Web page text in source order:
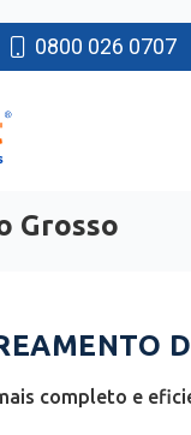
0800 026 0707
Grosso
completo e